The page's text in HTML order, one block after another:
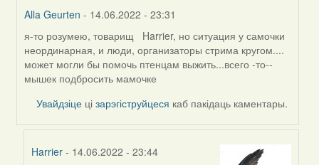
Alla Geurten - 14.06.2022 - 23:31
In
reply
to
by
Harrier
я-то розумею, товарищ Harrier, но ситуация у самочки
неординарная, и люди, организаторы стрима кругом....
может могли бы помочь птенцам выжить...всего -то--
мышек подбросить мамочке
Увайдзіце цізарэгіструйцеся каб пакідаць каментары.
Harrier - 14.06.2022 - 23:44